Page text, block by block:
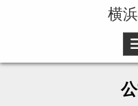
横